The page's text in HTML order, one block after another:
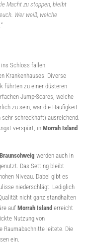
Macht zu stoppen, bleibt
Wer weiß, welche
Schloss fallen.
Krankenhauses. Diverse
führten zu einer düsteren
Jump-Scares, welche
zu sein, war die Häufigkeit
schreckhaft) ausreichend.
verspürt, in Morrah Island
werden auch in
Das Setting bleibt
Niveau. Dabei gibt es
niederschlägt. Lediglich
nicht ganz standhalten
auf Morrah Island erreicht
Nutzung von
Raumabschnitte leitete. Die
ein.